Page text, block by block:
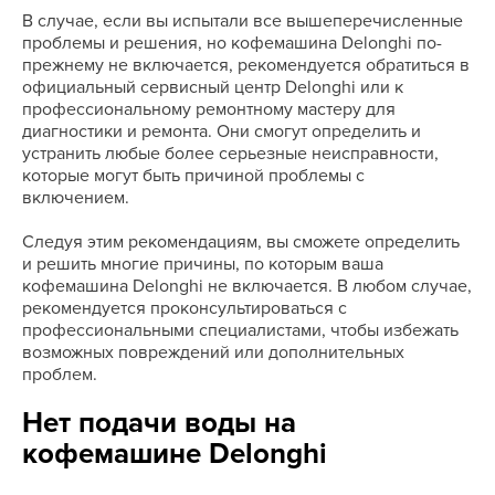
В случае, если вы испытали все вышеперечисленные
проблемы и решения, но кофемашина Delonghi по-
прежнему не включается, рекомендуется обратиться в
официальный сервисный центр Delonghi или к
профессиональному ремонтному мастеру для
диагностики и ремонта. Они смогут определить и
устранить любые более серьезные неисправности,
которые могут быть причиной проблемы с
включением.
Следуя этим рекомендациям, вы сможете определить
и решить многие причины, по которым ваша
кофемашина Delonghi не включается. В любом случае,
рекомендуется проконсультироваться с
профессиональными специалистами, чтобы избежать
возможных повреждений или дополнительных
проблем.
Нет подачи воды на
кофемашине Delonghi